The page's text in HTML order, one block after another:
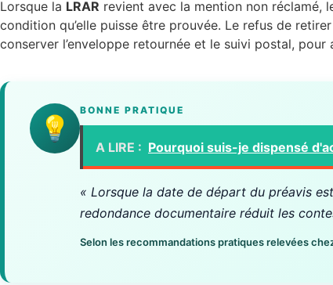
Lorsque la LRAR revient avec la mention non réclamé,
condition qu’elle puisse être prouvée. Le refus de
conserver l’enveloppe retournée et le suivi postal, pour
💡
BONNE PRATIQUE
A LIRE : Pourquoi suis-je dispensé
« Lorsque la date de départ du préavis
redondance documentaire réduit les
Selon les recommandations pratiques relevées